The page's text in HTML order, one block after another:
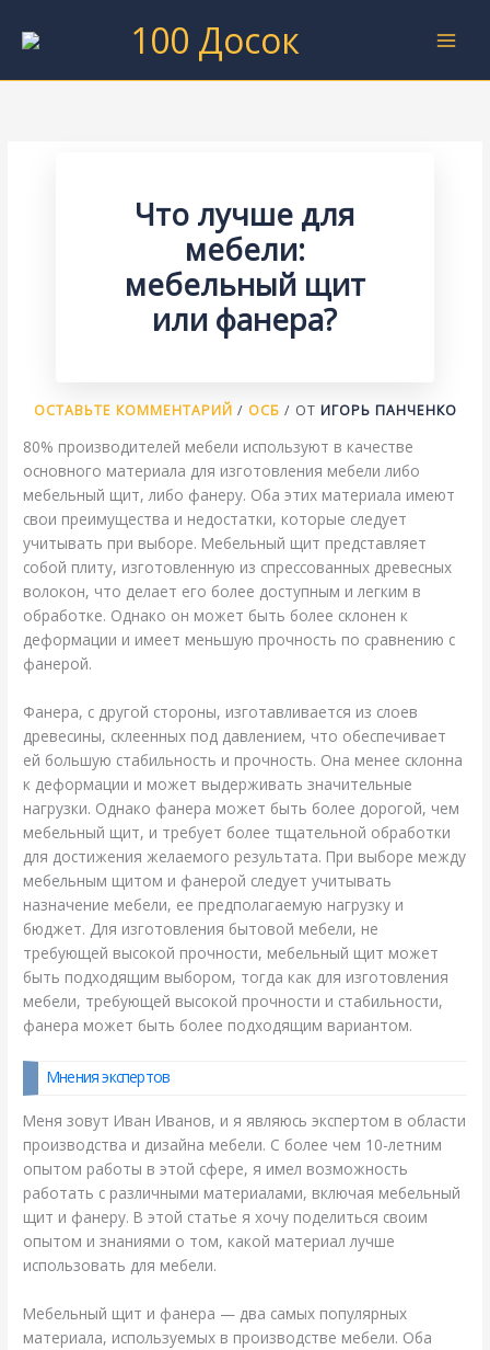
100 Досок
Что лучше для
мебели:
мебельный щит
или фанера?
ОСТАВЬТЕ КОММЕНТАРИЙ / ОСБ / ОТ ИГОРЬ ПАНЧЕНКО
80% производителей мебели используют в качестве
основного материала для изготовления мебели либо
мебельный щит, либо фанеру. Оба этих материала имеют
свои преимущества и недостатки, которые следует
учитывать при выборе. Мебельный щит представляет
собой плиту, изготовленную из спрессованных древесных
волокон, что делает его более доступным и легким в
обработке. Однако он может быть более склонен к
деформации и имеет меньшую прочность по сравнению с
фанерой.
Фанера, с другой стороны, изготавливается из слоев
древесины, склеенных под давлением, что обеспечивает
ей большую стабильность и прочность. Она менее склонна
к деформации и может выдерживать значительные
нагрузки. Однако фанера может быть более дорогой, чем
мебельный щит, и требует более тщательной обработки
для достижения желаемого результата. При выборе между
мебельным щитом и фанерой следует учитывать
назначение мебели, ее предполагаемую нагрузку и
бюджет. Для изготовления бытовой мебели, не
требующей высокой прочности, мебельный щит может
быть подходящим выбором, тогда как для изготовления
мебели, требующей высокой прочности и стабильности,
фанера может быть более подходящим вариантом.
Мнения экспертов
Меня зовут Иван Иванов, и я являюсь экспертом в области
производства и дизайна мебели. С более чем 10-летним
опытом работы в этой сфере, я имел возможность
работать с различными материалами, включая мебельный
щит и фанеру. В этой статье я хочу поделиться своим
опытом и знаниями о том, какой материал лучше
использовать для мебели.
Мебельный щит и фанера — два самых популярных
материала, используемых в производстве мебели. Оба